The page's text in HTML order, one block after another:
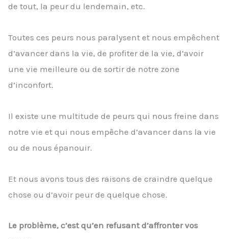
de tout, la peur du lendemain, etc.
Toutes ces peurs nous paralysent et nous empêchent
d’avancer dans la vie, de profiter de la vie, d’avoir
une vie meilleure ou de sortir de notre zone
d’inconfort.
Il existe une multitude de peurs qui nous freine dans
notre vie et qui nous empêche d’avancer dans la vie
ou de nous épanouir.
Et nous avons tous des raisons de craindre quelque
chose ou d’avoir peur de quelque chose.
Le problème, c’est qu’en refusant d’affronter vos